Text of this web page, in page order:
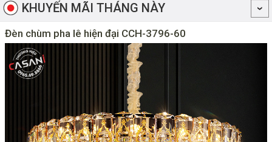
KHUYẾN MÃI THÁNG NÀY
Đèn chùm pha lê hiện đại CCH-3796-60